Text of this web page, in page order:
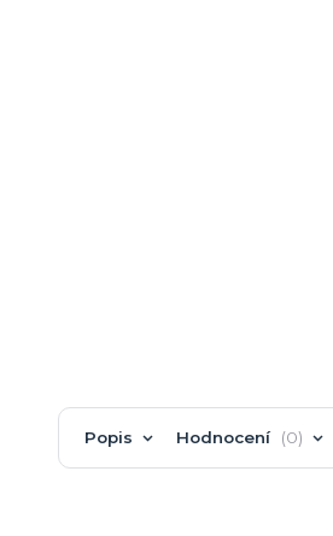
Popis Hodnocení 0